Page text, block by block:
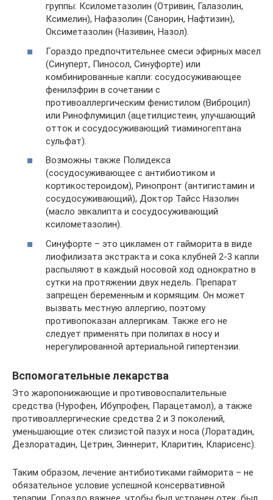
группы: Ксилометазолин (Отривин, Галазолин,
Ксимелин), Нафазолин (Санорин, Нафтизин),
Оксиметазолин (Називин, Назол).
Гораздо предпочтительнее смеси эфирных масел
(Синуперт, Пиносол, Синуфорте) или
комбинированные капли: сосудосуживающее
фенилэфрин в сочетании с
противоаллергическим фенистилом (Виброцил)
или Ринофлумицил (ацетилцистеин, улучшающий
отток и сосудосуживающий тиаминогептана
сульфат).
Возможны также Полидекса
(сосудосуживающее с антибиотиком и
кортикостероидом), Ринопронт (антигистамин и
сосудосуживающий), Доктор Тайсс Назолин
(масло эвкалипта и сосудосуживающий
ксилометазолин).
Синуфорте – это цикламен от гайморита в виде
лиофилизата экстракта и сока клубней 2-3 капли
распыляют в каждый носовой ход однократно в
сутки на протяжении двух недель. Препарат
запрещен беременным и кормящим. Он может
вызвать местную аллергию, поэтому
противопоказан аллергикам. Также его не
следует применять при полипах в носу и
нерегулированной артериальной гипертензии.
Вспомогательные лекарства
Это жаропонижающие и противовоспалительные
средства (Нурофен, Ибупрофен, Парацетамол), а также
противоаллергические средства 2 и 3 поколений,
уменьшающие отек слизистой пазух и носа (Лоратадин,
Дезлоратадин, Цетрин, Зиннерит, Кларитин, Кларисенс).
Таким образом, лечение антибиотиками гайморита – не
обязательное условие успешной консервативной